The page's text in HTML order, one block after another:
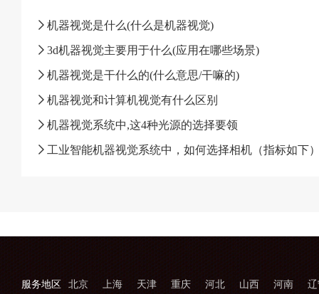
机器视觉是什么(什么是机器视觉)
3d机器视觉主要用于什么(应用在哪些场景)
机器视觉是干什么的(什么意思/干嘛的)
机器视觉和计算机视觉有什么区别
机器视觉系统中,这4种光源的选择要领
工业智能机器视觉系统中，如何选择相机（指标如下
服务地区 北京 上海 天津 重庆 河北 山西 河南